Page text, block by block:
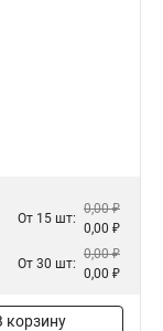
От 15 шт:
0,00 ₽
0,00 ₽
От 30 шт:
0,00 ₽
0,00 ₽
корзину